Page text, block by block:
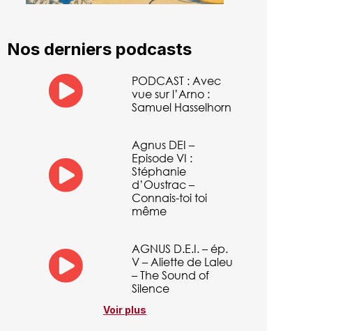
Nos derniers podcasts
PODCAST : Avec
vue sur l’Arno :
Samuel Hasselhorn
Agnus DEI –
Episode VI :
Stéphanie
d’Oustrac –
Connais-toi toi
même
AGNUS D.E.I. – ép.
V – Aliette de Laleu
– The Sound of
Silence
Voir plus